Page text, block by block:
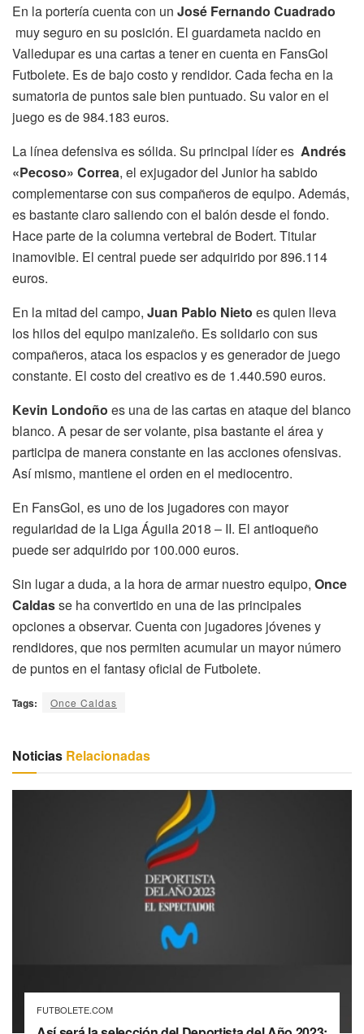
En la portería cuenta con un José Fernando Cuadrado
muy seguro en su posición. El guardameta nacido en
Valledupar es una cartas a tener en cuenta en FansGol
Futbolete. Es de bajo costo y rendidor. Cada fecha en la
sumatoria de puntos sale bien puntuado. Su valor en el
juego es de 984.183 euros.
La línea defensiva es sólida. Su principal líder es Andrés
«Pecoso» Correa, el exjugador del Junior ha sabido
complementarse con sus compañeros de equipo. Además,
es bastante claro saliendo con el balón desde el fondo.
Hace parte de la columna vertebral de Bodert. Titular
inamovible. El central puede ser adquirido por 896.114
euros.
En la mitad del campo, Juan Pablo Nieto es quien lleva
los hilos del equipo manizaleño. Es solidario con sus
compañeros, ataca los espacios y es generador de juego
constante. El costo del creativo es de 1.440.590 euros.
Kevin Londoño es una de las cartas en ataque del blanco
blanco. A pesar de ser volante, pisa bastante el área y
participa de manera constante en las acciones ofensivas.
Así mismo, mantiene el orden en el mediocentro.
En FansGol, es uno de los jugadores con mayor
regularidad de la Liga Águila 2018 – II. El antioqueño
puede ser adquirido por 100.000 euros.
Sin lugar a duda, a la hora de armar nuestro equipo, Once
Caldasse ha convertido en una de las principales
opciones a observar. Cuenta con jugadores jóvenes y
rendidores, que nos permiten acumular un mayor número
de puntos en el fantasy oficial de Futbolete.
Tags: Once Caldas
Noticias Relacionadas
FUTBOLETE.COM